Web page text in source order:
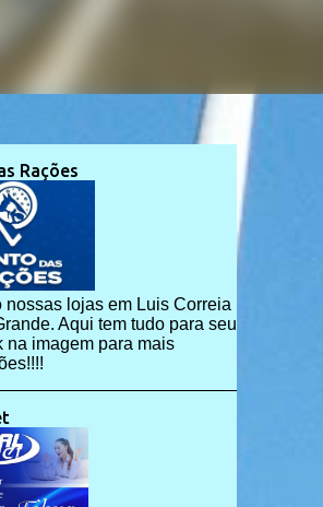
Rações
nossas lojas em Luis Correia
Aqui tem tudo para seu
na imagem para mais